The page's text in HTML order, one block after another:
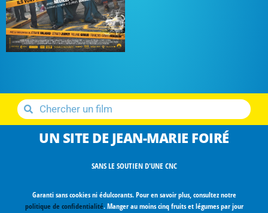
UN SITE DE JEAN-MARIE FOIRÉ
SANS LE SOUTIEN D'UNE CNC
Garanti sans cookies ni édulcorants. Pour en savoir plus, consultez notre
politique de confidentialité. Manger au moins cinq fruits et légumes par jour